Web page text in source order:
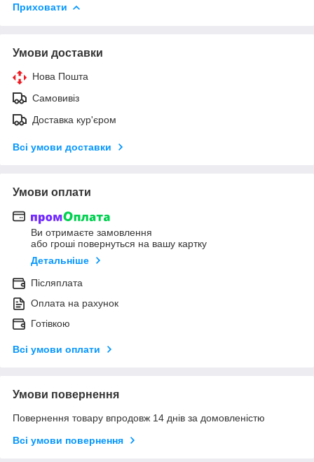
Приховати
Умови доставки
Нова Пошта
Самовивіз
Доставка кур'єром
Всі умови доставки
Умови оплати
Ви отримаєте замовлення
або гроші повернуться на вашу картку
Детальніше
Післяплата
Оплата на рахунок
Готівкою
Всі умови оплати
Умови повернення
Повернення товару впродовж 14 днів за домовленістю
Всі умови повернення